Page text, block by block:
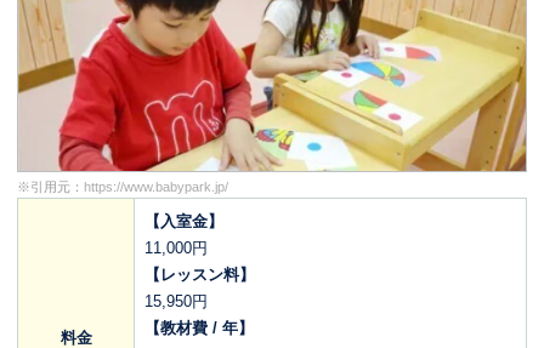
※引用元： https://www.babypark.jp/
料金
【入室金】
11,000円
【レッスン料】
15,950円
【教材費 / 年】